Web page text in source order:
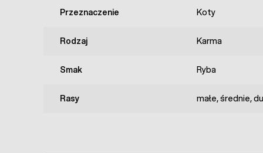
Przeznaczenie Koty
Rodzaj Karma
Smak Ryba
Rasy małe, średnie,